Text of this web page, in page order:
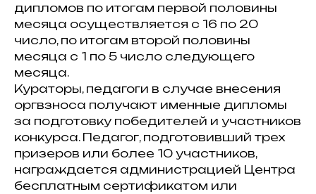
дипломов по итогам первой половины
месяца осуществляется с 16 по 20
число, по итогам второй половины
месяца с 1 по 5 число следующего
месяца.
Кураторы, педагоги в случае внесения
оргвзноса получают именные дипломы
за подготовку победителей и участников
конкурса. Педагог, подготовивший трех
призеров или более 10 участников,
награждается администрацией Центра
бесплатным сертификатом или